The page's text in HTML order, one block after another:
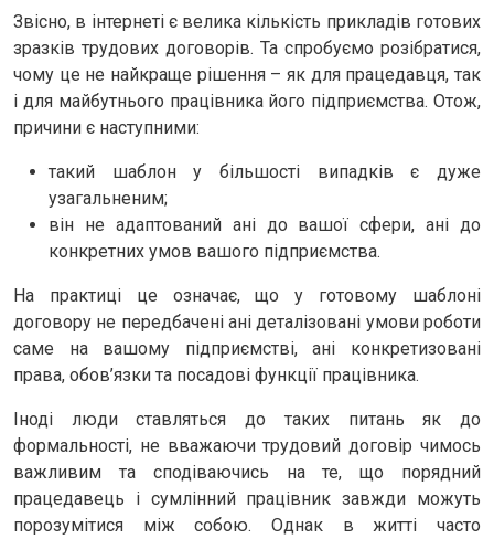
Звісно, в інтернеті є велика кількість прикладів готових
зразків трудових договорів. Та спробуємо розібратися,
чому це не найкраще рішення – як для працедавця, так
і для майбутнього працівника його підприємства. Отож,
причини є наступними:
такий шаблон у більшості випадків є дуже
узагальненим;
він не адаптований ані до вашої сфери, ані до
конкретних умов вашого підприємства.
На практиці це означає, що у готовому шаблоні
договору не передбачені ані деталізовані умови роботи
саме на вашому підприємстві, ані конкретизовані
права, обов’язки та посадові функції працівника.
Іноді люди ставляться до таких питань як до
формальності, не вважаючи трудовий договір чимось
важливим та сподіваючись на те, що порядний
працедавець і сумлінний працівник завжди можуть
порозумітися між собою. Однак в житті часто